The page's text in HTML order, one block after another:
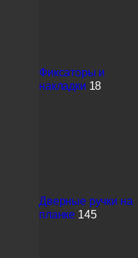
Фиксаторы и
накладки 18
Дверные ручки на
планке 145